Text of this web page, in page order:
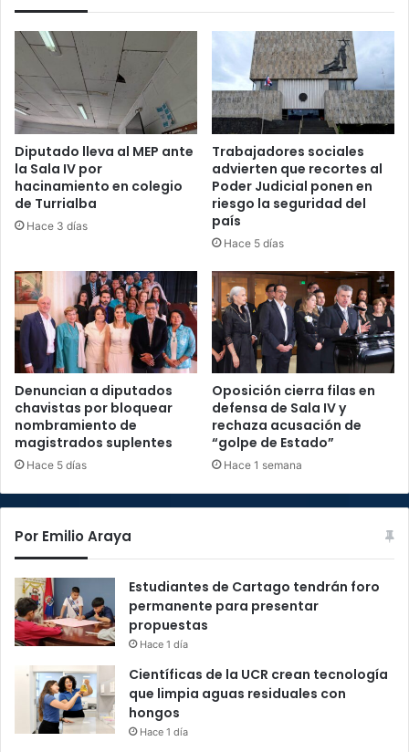
Diputado lleva al MEP ante
la Sala IV por
hacinamiento en colegio
de Turrialba
Hace 3 días
Trabajadores sociales
advierten que recortes al
Poder Judicial ponen en
riesgo la seguridad del
país
Hace 5 días
Denuncian a diputados
chavistas por bloquear
nombramiento de
magistrados suplentes
Hace 5 días
Oposición cierra filas en
defensa de Sala IV y
rechaza acusación de
“golpe de Estado”
Hace 1 semana
Por Emilio Araya
Estudiantes de Cartago tendrán foro
permanente para presentar
propuestas
Hace 1 día
Científicas de la UCR crean tecnología
que limpia aguas residuales con
hongos
Hace 1 día